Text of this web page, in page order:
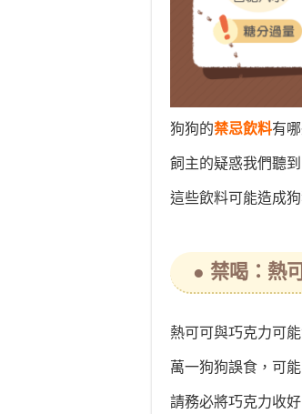
狗狗的禁忌飲料有
飼主的疑惑我們聽
這些飲料可能造成
● 禁喝：熱
熱可可與巧克力可
萬一狗狗誤食，可
請務必將巧克力收